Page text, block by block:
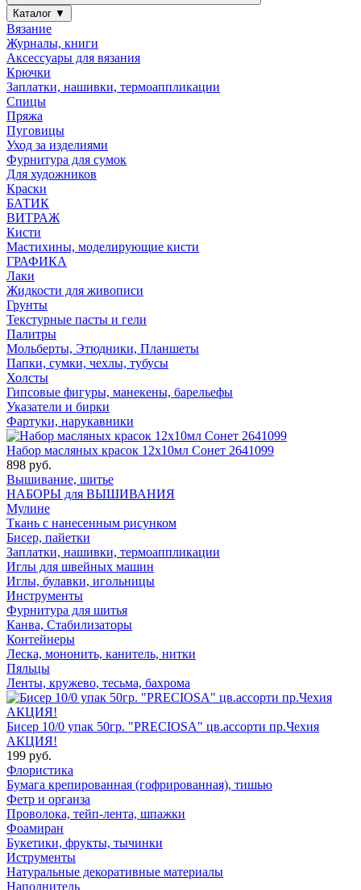
Каталог ▼
Вязание
Журналы, книги
Аксессуары для вязания
Крючки
Заплатки, нашивки, термоаппликации
Спицы
Пряжа
Пуговицы
Уход за изделиями
Фурнитура для сумок
Для художников
Краски
БАТИК
ВИТРАЖ
Кисти
Мастихины, моделирующие кисти
ГРАФИКА
Лаки
Жидкости для живописи
Грунты
Текстурные пасты и гели
Палитры
Мольберты, Этюдники, Планшеты
Папки, сумки, чехлы, тубусы
Холсты
Гипсовые фигуры, манекены, барельефы
Указатели и бирки
Фартуки, нарукавники
Набор масляных красок 12х10мл Сонет 2641099
898 руб.
Вышивание, шитье
НАБОРЫ для ВЫШИВАНИЯ
Мулине
Ткань с нанесенным рисунком
Бисер, пайетки
Заплатки, нашивки, термоаппликации
Иглы для швейных машин
Иглы, булавки, игольницы
Инструменты
Фурнитура для шитья
Канва, Стабилизаторы
Контейнеры
Леска, мононить, канитель, нитки
Пяльцы
Ленты, кружево, тесьма, бахрома
Бисер 10/0 упак 50гр. "PRECIOSA" цв.ассорти пр.Чехия
АКЦИЯ!
199 руб.
Флористика
Бумага крепированная (гофрированная), тишью
Фетр и органза
Проволока, тейп-лента, шпажки
Фоамиран
Букетики, фрукты, тычинки
Иструменты
Натуральные декоративные материалы
Наполнитель